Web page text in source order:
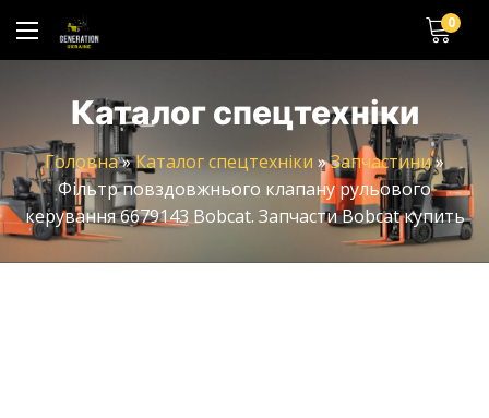
0
Каталог спецтехніки
Головна»Каталог спецтехніки »Запчастини»
Фільтр повздовжнього клапану рульового
керування 6679143 Bobcat. Запчасти Bobcat купить